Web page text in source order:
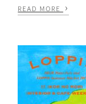
READ MORE ›